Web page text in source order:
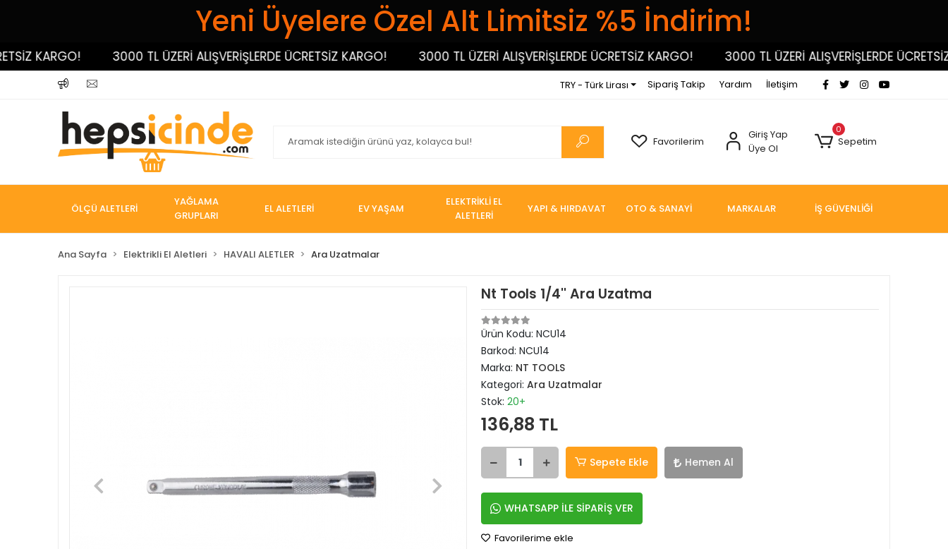
Yeni Üyelere Özel Alt Limitsiz %5 İndirim!
KARGO! 3000 TL ÜZERİ ALIŞVERİŞLERDE ÜCRETSİZ KARGO! 3000 TL ÜZERİ ALIŞVERİŞLERDE ÜCRETSİZ KARGO! 3000 TL ÜZERİ ALIŞVERİŞLERDE ÜCRETSİZ
TRY - Türk Lirası Sipariş Takip Yardım İletişim
Favorilerim
Giriş Yap
Üye Ol
0
Sepetim
ÖLÇÜ ALETLERİ
YAĞLAMA
GRUPLARI
EL ALETLERİ EV YAŞAM
ELEKTRİKLİ EL
ALETLERİ
YAPI & HIRDAVAT OTO & SANAYİ MARKALAR İŞ GÜVENLİĞİ
Ana Sayfa Elektrikli El Aletleri HAVALI ALETLER Ara Uzatmalar
Nt Tools 1/4'' Ara Uzatma
Ürün Kodu: NCU14
Barkod: NCU14
Marka: NT TOOLS
Kategori: Ara Uzatmalar
Stok: 20+
136,88 TL
Sepete Ekle Hemen Al
WHATSAPP İLE SİPARİŞ VER
Favorilerime ekle